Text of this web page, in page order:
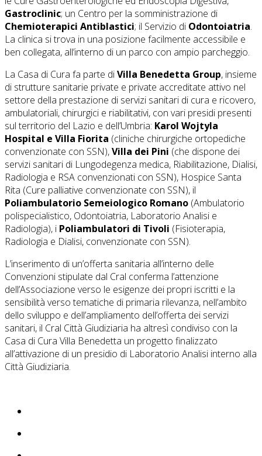
Gastroclinic; un Centro per la somministrazione di
Chemioterapici Antiblastici; il Servizio di Odontoiatria.
La clinica si trova in una posizione facilmente accessibile e
ben collegata, all’interno di un parco con ampio parcheggio.
La Casa di Cura fa parte diVilla Benedetta Group, insieme
di strutture sanitarie private e private accreditate attivo nel
settore della prestazione di servizi sanitari di cura e ricovero,
ambulatoriali, chirurgici e riabilitativi, con vari presidi presenti
sul territorio del Lazio e dell’Umbria: Karol Wojtyla
Hospital e Villa Fiorita (cliniche chirurgiche ortopediche
convenzionate con SSN),Villa dei Pini (che dispone dei
servizi sanitari di Lungodegenza medica, Riabilitazione, Dialisi,
Radiologia e RSA convenzionati con SSN), Hospice Santa
Rita (Cure palliative convenzionate con SSN), il
Poliambulatorio Semeiologico Romano (Ambulatorio
polispecialistico, Odontoiatria, Laboratorio Analisi e
Radiologia), i Poliambulatori di Tivoli (Fisioterapia,
Radiologia e Dialisi, convenzionate con SSN).
L’inserimento di un’offerta sanitaria all’interno delle
Convenzioni stipulate dal Cral conferma l’attenzione
dell’Associazione verso le esigenze dei propri iscritti e la
sensibilità verso tematiche di primaria rilevanza, nell’ambito
dello sviluppo e dell’ampliamento dell’offerta dei servizi
sanitari, il Cral Città Giudiziaria ha altresì condiviso con la
Casa di Cura Villa Benedetta un progetto finalizzato
all’attivazione di un presidio di Laboratorio Analisi interno alla
Città Giudiziaria.